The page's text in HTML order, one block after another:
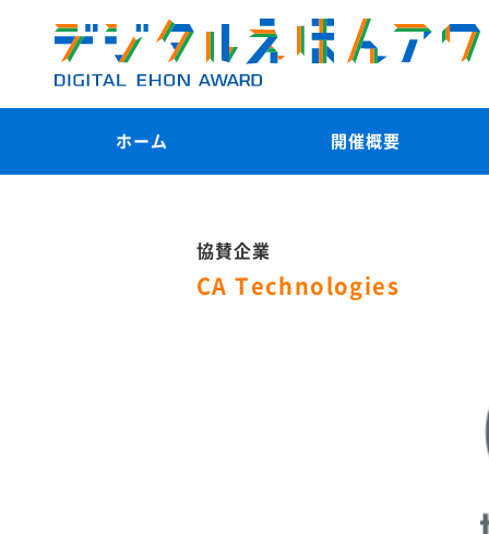
ホーム 開催概要
協賛企業
CA Technologies